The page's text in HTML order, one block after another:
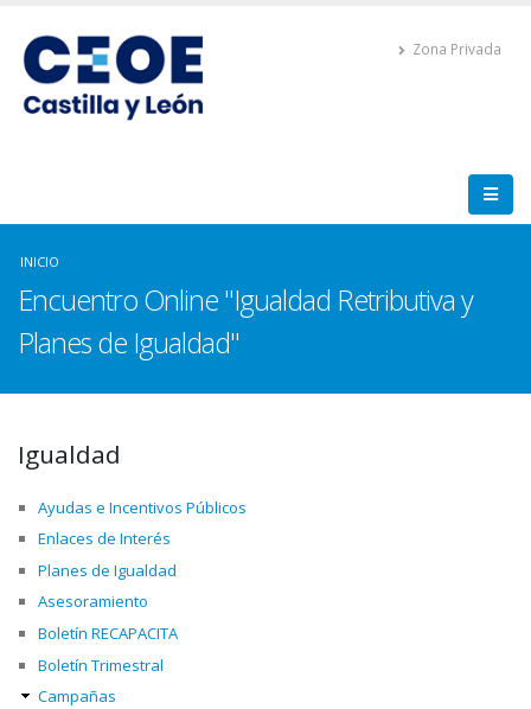
Zona Privada
INICIO
Encuentro Online "Igualdad Retributiva y
Planes de Igualdad"
Igualdad
Ayudas e Incentivos Públicos
Enlaces de Interés
Planes de Igualdad
Asesoramiento
Boletín RECAPACITA
Boletín Trimestral
Campañas